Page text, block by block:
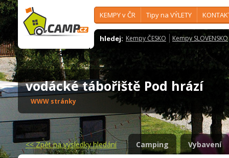
KEMPY v ČR Tipy na VÝLETY
hledej: Kempy ČESKO Kempy SLOVENSKO
vodácké tábořiště Pod hrází
WWW stránky
<<Zpět na výsledky hledání Camping Vybavení